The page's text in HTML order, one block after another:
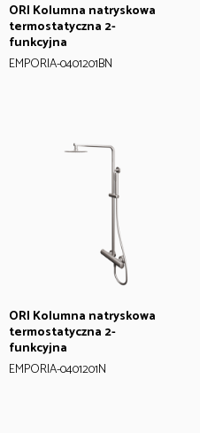
ORI Kolumna natryskowa
termostatyczna 2-
funkcyjna
EMPORIA-0401201BN
ORI Kolumna natryskowa
termostatyczna 2-
funkcyjna
EMPORIA-0401201N